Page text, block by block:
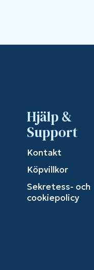
Hjälp &
Support
Kontakt
Köpvillkor
Sekretess- och
cookiepolicy